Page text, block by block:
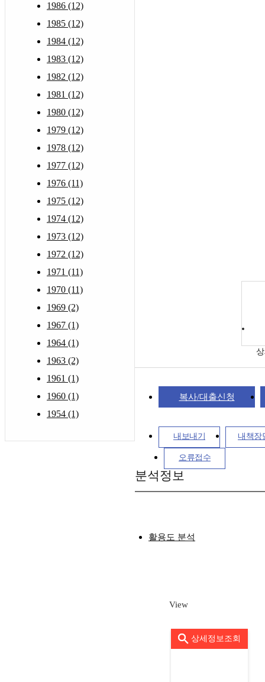
1986 (12)
1985 (12)
1984 (12)
1983 (12)
1982 (12)
1981 (12)
1980 (12)
1979 (12)
1978 (12)
1977 (12)
1976 (11)
1975 (12)
1974 (12)
1973 (12)
1972 (12)
1971 (11)
1970 (11)
1969 (2)
1967 (1)
1964 (1)
1963 (2)
1961 (1)
1960 (1)
1954 (1)
복사/대출신청
내보내기 내책장
오류접수
분석정보
활용도 분석
View
상세정보조회